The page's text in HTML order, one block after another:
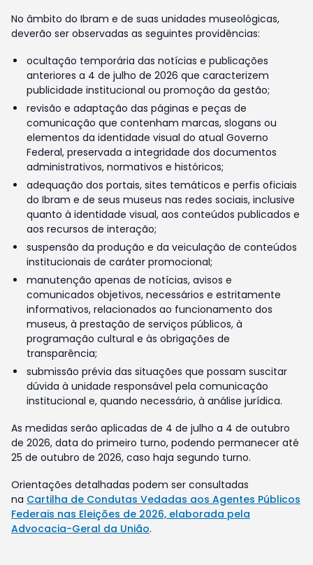
No âmbito do Ibram e de suas unidades museológicas,
deverão ser observadas as seguintes providências:
ocultação temporária das notícias e publicações
anteriores a 4 de julho de 2026 que caracterizem
publicidade institucional ou promoção da gestão;
revisão e adaptação das páginas e peças de
comunicação que contenham marcas, slogans ou
elementos da identidade visual do atual Governo
Federal, preservada a integridade dos documentos
administrativos, normativos e históricos;
adequação dos portais, sites temáticos e perfis oficiais
do Ibram e de seus museus nas redes sociais, inclusive
quanto à identidade visual, aos conteúdos publicados e
aos recursos de interação;
suspensão da produção e da veiculação de conteúdos
institucionais de caráter promocional;
manutenção apenas de notícias, avisos e
comunicados objetivos, necessários e estritamente
informativos, relacionados ao funcionamento dos
museus, à prestação de serviços públicos, à
programação cultural e às obrigações de
transparência;
submissão prévia das situações que possam suscitar
dúvida à unidade responsável pela comunicação
institucional e, quando necessário, à análise jurídica.
As medidas serão aplicadas de 4 de julho a 4 de outubro
de 2026, data do primeiro turno, podendo permanecer até
25 de outubro de 2026, caso haja segundo turno.
Orientações detalhadas podem ser consultadas
na Cartilha de Condutas Vedadas aos Agentes Públicos
Federais nas Eleições de 2026, elaborada pela
Advocacia-Geral da União.